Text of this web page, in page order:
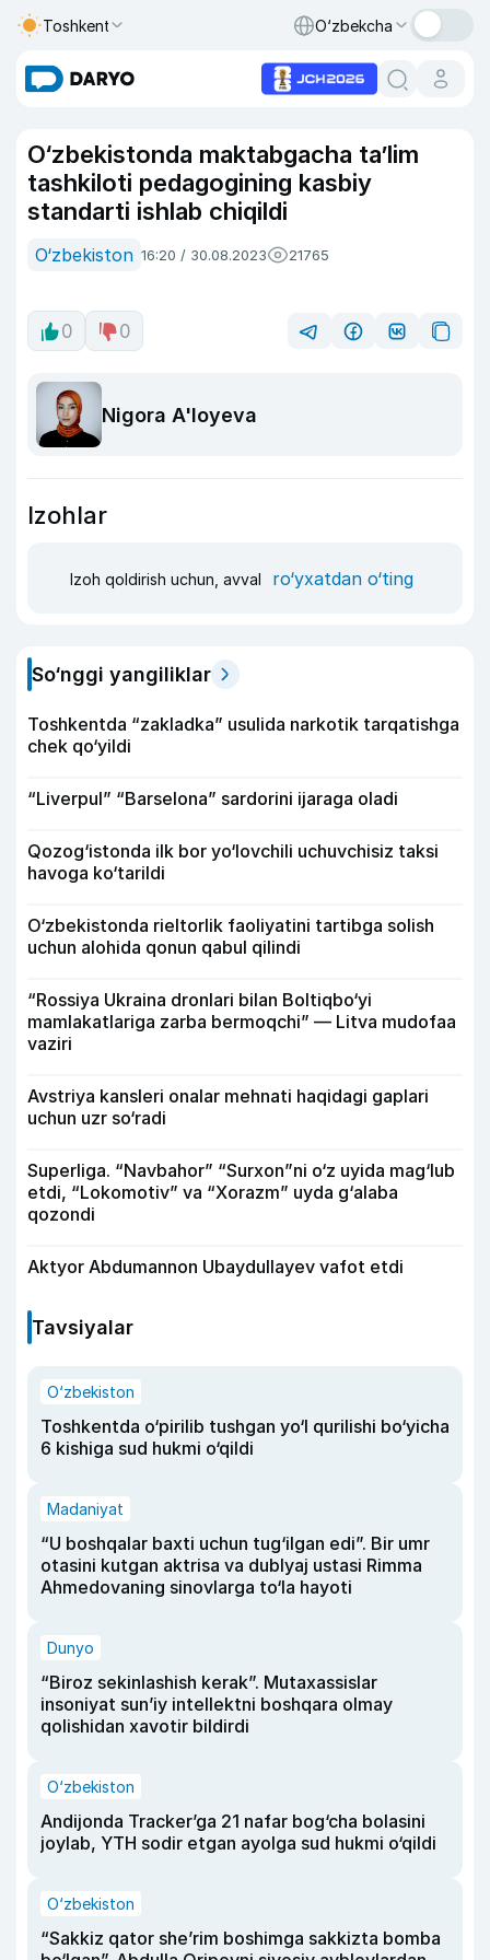
Toshkent O‘zbekcha
O‘zbekistonda maktabgacha taʼlim
tashkiloti pedagogining kasbiy
standarti ishlab chiqildi
O‘zbekiston 16:20 / 30.08.2023 21765
0 0
Nigora A'loyeva
Izohlar
Izoh qoldirish uchun, avval ro‘yxatdan o‘ting
So‘nggi yangiliklar
Toshkentda “zakladka” usulida narkotik tarqatishga
chek qo‘yildi
“Liverpul” “Barselona” sardorini ijaraga oladi
Qozog‘istonda ilk bor yo‘lovchili uchuvchisiz taksi
havoga ko‘tarildi
O‘zbekistonda rieltorlik faoliyatini tartibga solish
uchun alohida qonun qabul qilindi
“Rossiya Ukraina dronlari bilan Boltiqbo‘yi
mamlakatlariga zarba bermoqchi” — Litva mudofaa
vaziri
Avstriya kansleri onalar mehnati haqidagi gaplari
uchun uzr so‘radi
Superliga. “Navbahor” “Surxon”ni o‘z uyida mag‘lub
etdi, “Lokomotiv” va “Xorazm” uyda g‘alaba
qozondi
Aktyor Abdu­mannon Ubaydullayev vafot etdi
Tavsiyalar
O‘zbekiston
Toshkentda o‘pirilib tushgan yo‘l qurilishi bo‘yicha
6 kishiga sud hukmi o‘qildi
Madaniyat
“U boshqalar baxti uchun tug‘ilgan edi”. Bir umr
otasini kutgan aktrisa va dublyaj ustasi Rimma
Ahmedovaning sinovlarga to‘la hayoti
Dunyo
“Biroz sekinlashish kerak”. Mutaxassislar
insoniyat sun’iy intellektni boshqara olmay
qolishidan xavotir bildirdi
O‘zbekiston
Andijonda Tracker’ga 21 nafar bog‘cha bolasini
joylab, YTH sodir etgan ayolga sud hukmi o‘qildi
O‘zbekiston
“Sakkiz qator she’rim boshimga sakkizta bomba